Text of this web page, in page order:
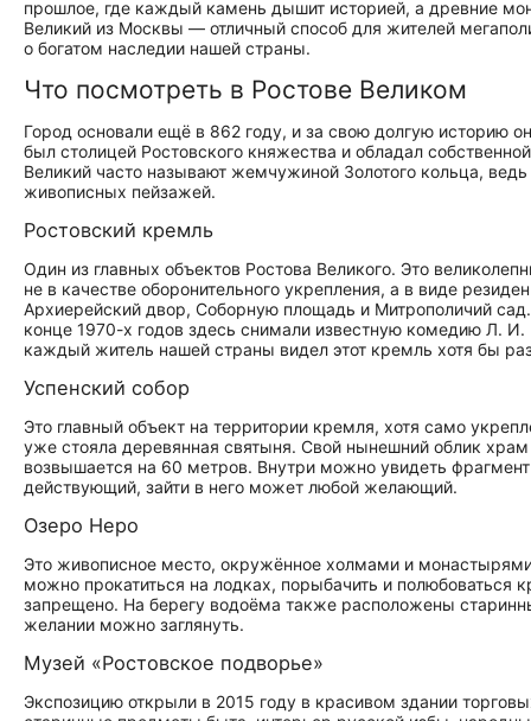
прошлое, где каждый камень дышит историей, а древние
Великий из Москвы — отличный способ для жителей
о богатом наследии нашей страны.
Что посмотреть в Ростове Великом
Город основали ещё в 862 году, и за свою долгую историю
был столицей Ростовского княжества и обладал
Великий часто называют жемчужиной Золотого кольца,
живописных пейзажей.
Ростовский кремль
Один из главных объектов Ростова Великого. Это
не в качестве оборонительного укрепления, а в виде
Архиерейский двор, Соборную площадь и Митрополичий
конце 1970-х годов здесь снимали известную комедию Л.
каждый житель нашей страны видел этот кремль хотя бы
Успенский собор
Это главный объект на территории кремля, хотя само
уже стояла деревянная святыня. Свой нынешний облик
возвышается на 60 метров. Внутри можно увидеть
действующий, зайти в него может любой желающий.
Озеро Неро
Это живописное место, окружённое холмами и
можно прокатиться на лодках, порыбачить и полюбоваться
запрещено. На берегу водоёма также расположены
желании можно заглянуть.
Музей «Ростовское подворье»
Экспозицию открыли в 2015 году в красивом здании